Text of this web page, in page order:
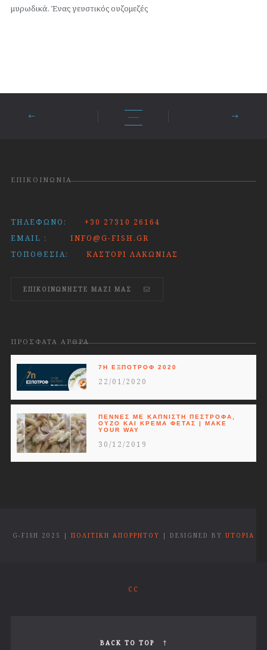
μυρωδικά. Ένας γευστικός ουζομεζές
ΕΠΙΚΟΙΝΩΝΊΑ
ΤΗΛΈΦΩΝΟ:
+30 27310 26164
EMAIL :
INFO@G-FISH.GR
ΤΟΠΟΘΕΣΊΑ:
ΚΑΣΤΌΡΙ ΛΑΚΩΝΊΑΣ
ΕΠΙΚΟΙΝΩΝΗΣΤΕ ΜΑΖΊ ΜΑΣ
ΠΡΌΣΦΑΤΑ ΆΡΘΡΑ
7Η ΕΞΠΟΤΡΟΦ 2020
22/01/2020
ΠΈΝΝΕΣ ΜΕ ΚΑΠΝΙΣΤΉ ΠΈΣΤΡΟΦΑ,
ΟΎΖΟ ΚΑΙ ΚΡΈΜΑ ΦΈΤΑΣ | MAKE
YOUR WAY
30/12/2019
G-FISH 2025 | ΠΟΛΙΤΙΚΗ ΑΠΟΡΡΗΤΟΥ | DESIGNED BY UTOPIA
CC
BACK TO TOP